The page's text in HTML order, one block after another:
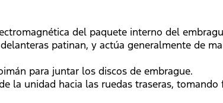
del paquete interno del
patinan, y actúa generalmente de
para juntar los discos de embrague.
la unidad hacia las ruedas traseras,